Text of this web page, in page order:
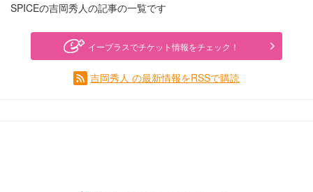
SPICEの吉岡秀人の記事の一覧です
イープラスでチケット情報をチェック！
吉岡秀人 の最新情報をRSSで購読